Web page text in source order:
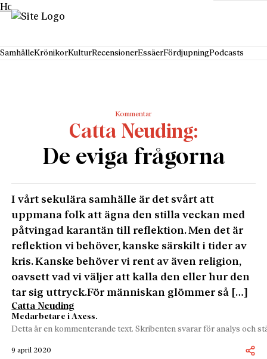
Hoppa till innehåll
SamhälleKrönikorKulturRecensionerEssäerFördjupningPodcasts
Kommentar
Catta Neuding
De eviga frågorna
I vårt sekulära samhälle är det svårt att
uppmana folk att ägna den stilla veckan med
påtvingad karantän till reflektion. Men det är
reflektion vi behöver, kanske särskilt i tider av
kris. Kanske behöver vi rent av även religion,
oavsett vad vi väljer att kalla den eller hur den
tar sig uttryck.För människan glömmer så […]
Catta Neuding
Medarbetare i Axess.
Detta är en kommenterande text. Skribenten svarar för analys och
9 april 2020